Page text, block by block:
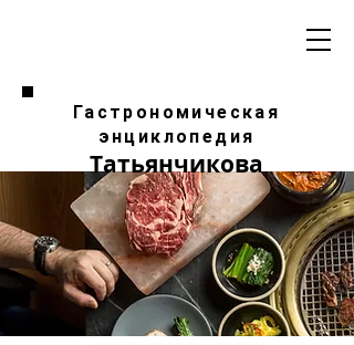
Гастрономическая
энциклопедия
Татьянчикова